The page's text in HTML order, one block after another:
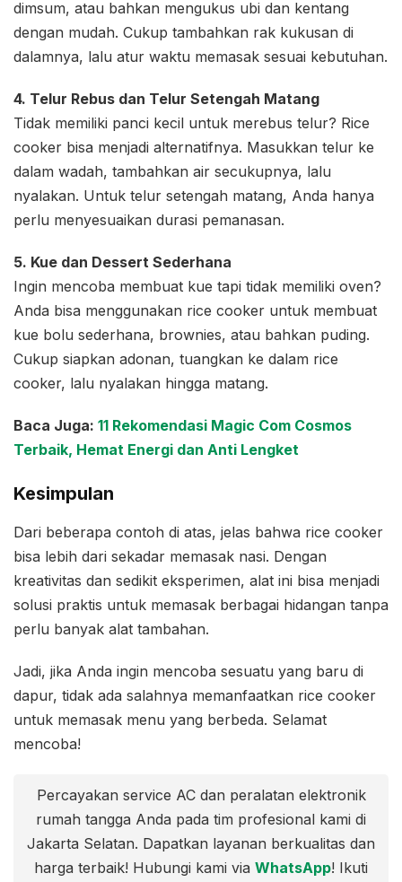
dimsum, atau bahkan mengukus ubi dan kentang
dengan mudah. Cukup tambahkan rak kukusan di
dalamnya, lalu atur waktu memasak sesuai kebutuhan.
4. Telur Rebus dan Telur Setengah Matang
Tidak memiliki panci kecil untuk merebus telur? Rice
cooker bisa menjadi alternatifnya. Masukkan telur ke
dalam wadah, tambahkan air secukupnya, lalu
nyalakan. Untuk telur setengah matang, Anda hanya
perlu menyesuaikan durasi pemanasan.
5. Kue dan Dessert Sederhana
Ingin mencoba membuat kue tapi tidak memiliki oven?
Anda bisa menggunakan rice cooker untuk membuat
kue bolu sederhana, brownies, atau bahkan puding.
Cukup siapkan adonan, tuangkan ke dalam rice
cooker, lalu nyalakan hingga matang.
Baca Juga: 11 Rekomendasi Magic Com Cosmos
Terbaik, Hemat Energi dan Anti Lengket
Kesimpulan
Dari beberapa contoh di atas, jelas bahwa rice cooker
bisa lebih dari sekadar memasak nasi. Dengan
kreativitas dan sedikit eksperimen, alat ini bisa menjadi
solusi praktis untuk memasak berbagai hidangan tanpa
perlu banyak alat tambahan.
Jadi, jika Anda ingin mencoba sesuatu yang baru di
dapur, tidak ada salahnya memanfaatkan rice cooker
untuk memasak menu yang berbeda. Selamat
mencoba!
Percayakan service AC dan peralatan elektronik
rumah tangga Anda pada tim profesional kami di
Jakarta Selatan. Dapatkan layanan berkualitas dan
harga terbaik! Hubungi kami via WhatsApp! Ikuti